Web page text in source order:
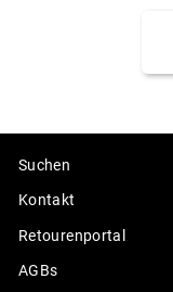
Suchen
Kontakt
Retourenportal
AGBs